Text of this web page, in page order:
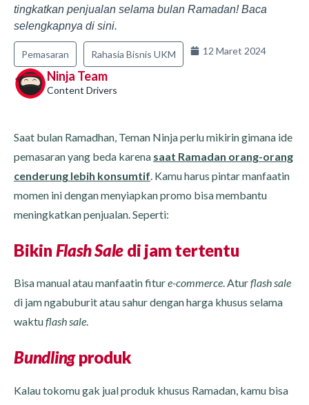
tingkatkan penjualan selama bulan Ramadan! Baca
selengkapnya di sini.
Pemasaran Rahasia Bisnis UKM 12 Maret 2024
Ninja Team
Content Drivers
Saat bulan Ramadhan, Teman Ninja perlu mikirin gimana ide
pemasaran yang beda karena saat Ramadan orang-orang
cenderung lebih konsumtif. Kamu harus pintar manfaatin
momen ini dengan menyiapkan promo bisa membantu
meningkatkan penjualan. Seperti:
Bikin Flash Sale di jam tertentu
Bisa manual atau manfaatin fiture-commerce. Aturflash sale
di jam ngabuburit atau sahur dengan harga khusus selama
waktuflash sale.
Bundlingproduk
Kalau tokomu gak jual produk khusus Ramadan, kamu bisa